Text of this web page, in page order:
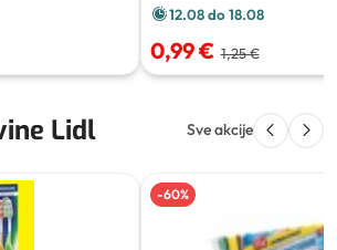
12.08 do 18.08
0,99 € 1,25 €
Lidl Sve akcije
-60%